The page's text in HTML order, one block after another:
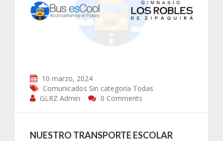
10 marzo, 2024
Comunicados Sin categoría Todas
GLRZ Admin
0 Comments
NUESTRO TRANSPORTE ESCOLAR